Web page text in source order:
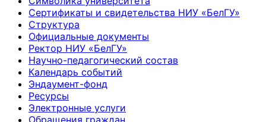
Сертификаты и свидетельства НИУ «БелГУ»
Структура
Официальные документы
Ректор НИУ «БелГУ»
Научно-педагогический состав
Календарь событий
Эндаумент-фонд
Ресурсы
Электронные услуги